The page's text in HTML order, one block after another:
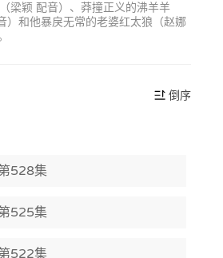
梁颖 配音）、莽撞正义的沸羊羊
）和他暴戾无常的老婆红太狼（赵娜
倒序
528集
525集
522集